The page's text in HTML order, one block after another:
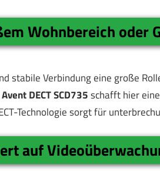
Wohnbereich oder
stabile Verbindung eine große
DECT SCD735schafft hier
Technologie sorgt für
auf